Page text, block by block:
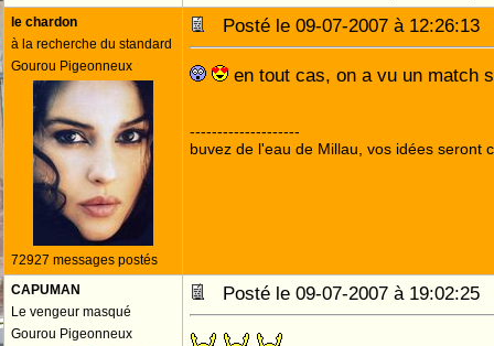
le chardon
à la recherche du standard
Gourou Pigeonneux
72927 messages postés
Posté le 09-07-2007 à
en tout cas, on a vu un match
--------------------
buvez de l'eau de Millau, vos idées seront
CAPUMAN
Le vengeur masqué
Gourou Pigeonneux
Posté le 09-07-2007 à